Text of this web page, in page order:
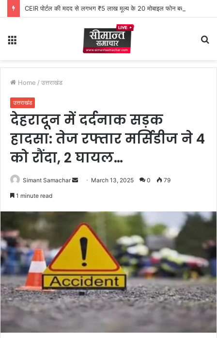
CEIR पोर्टल की मदद से लगभग ₹5 लाख मूल्य के 20 मोबाइल फोन बरामद
Home / उत्तराखंड
उत्तराखंड
देहरादून में दर्दनाक सड़क
हादसा: तेज रफ्तार मर्सिडीज ने 4
को रौंदा, 2 घायल…
Simant Samachar
a
n
e
m
a
i
l
March 13, 2025 0 79
1 minute read